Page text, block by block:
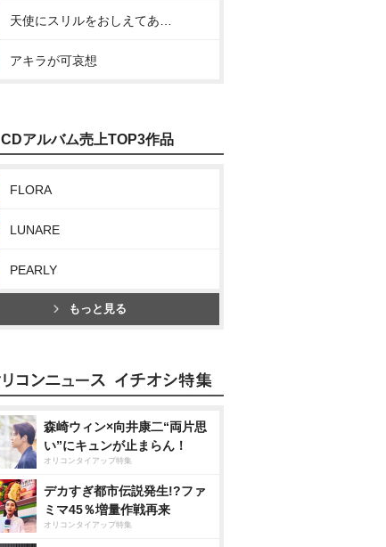
アキラが可哀想
CDアルバム売上TOP3作品
FLORA
LUNARE
PEARLY
もっと見る
森崎ウィン×向井康二“両片思
い”にキュンが止まらん！
オリコンタイアップ特集
デカすぎ都市伝説発生!?ファ
ミマ45％増量作戦再来
オリコンタイアップ特集